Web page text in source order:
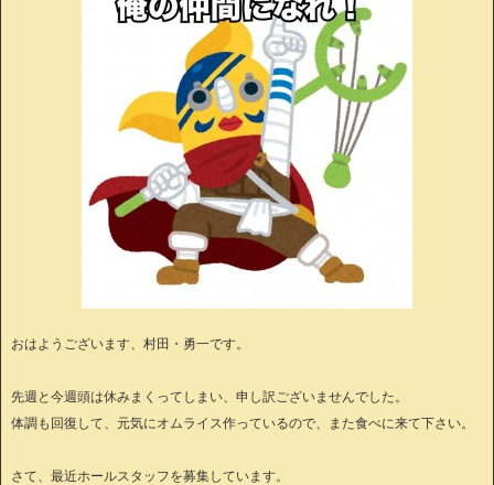
おはようございます、村田・勇一です。
先週と今週頭は休みまくってしまい、申し訳ございませんでした。
体調も回復して、元気にオムライス作っているので、また食べに来て下さい。
さて、最近ホールスタッフを募集しています。